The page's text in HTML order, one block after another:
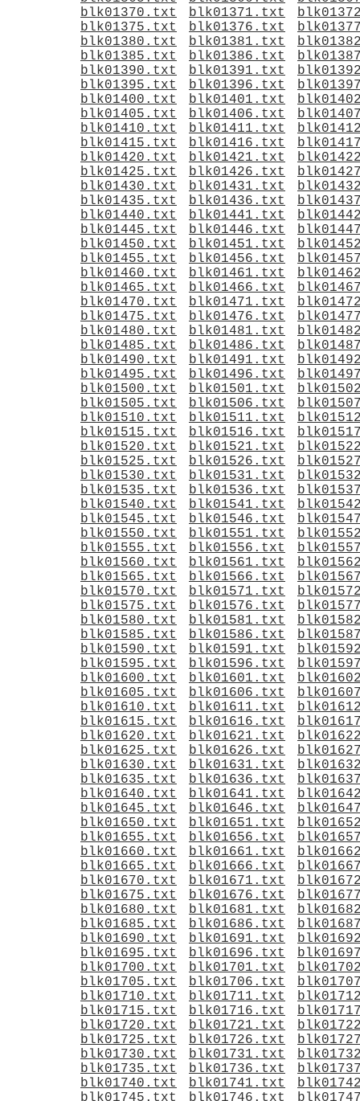
blk01370.txt
blk01371.txt
blk01375.txt
blk01376.txt
blk01380.txt
blk01381.txt
blk01385.txt
blk01386.txt
blk01390.txt
blk01391.txt
blk01395.txt
blk01396.txt
blk01400.txt
blk01401.txt
blk01405.txt
blk01406.txt
blk01410.txt
blk01411.txt
blk01415.txt
blk01416.txt
blk01420.txt
blk01421.txt
blk01425.txt
blk01426.txt
blk01430.txt
blk01431.txt
blk01435.txt
blk01436.txt
blk01440.txt
blk01441.txt
blk01445.txt
blk01446.txt
blk01450.txt
blk01451.txt
blk01455.txt
blk01456.txt
blk01460.txt
blk01461.txt
blk01465.txt
blk01466.txt
blk01470.txt
blk01471.txt
blk01475.txt
blk01476.txt
blk01480.txt
blk01481.txt
blk01485.txt
blk01486.txt
blk01490.txt
blk01491.txt
blk01495.txt
blk01496.txt
blk01500.txt
blk01501.txt
blk01505.txt
blk01506.txt
blk01510.txt
blk01511.txt
blk01515.txt
blk01516.txt
blk01520.txt
blk01521.txt
blk01525.txt
blk01526.txt
blk01530.txt
blk01531.txt
blk01535.txt
blk01536.txt
blk01540.txt
blk01541.txt
blk01545.txt
blk01546.txt
blk01550.txt
blk01551.txt
blk01555.txt
blk01556.txt
blk01560.txt
blk01561.txt
blk01565.txt
blk01566.txt
blk01570.txt
blk01571.txt
blk01575.txt
blk01576.txt
blk01580.txt
blk01581.txt
blk01585.txt
blk01586.txt
blk01590.txt
blk01591.txt
blk01595.txt
blk01596.txt
blk01600.txt
blk01601.txt
blk01605.txt
blk01606.txt
blk01610.txt
blk01611.txt
blk01615.txt
blk01616.txt
blk01620.txt
blk01621.txt
blk01625.txt
blk01626.txt
blk01630.txt
blk01631.txt
blk01635.txt
blk01636.txt
blk01640.txt
blk01641.txt
blk01645.txt
blk01646.txt
blk01650.txt
blk01651.txt
blk01655.txt
blk01656.txt
blk01660.txt
blk01661.txt
blk01665.txt
blk01666.txt
blk01670.txt
blk01671.txt
blk01675.txt
blk01676.txt
blk01680.txt
blk01681.txt
blk01685.txt
blk01686.txt
blk01690.txt
blk01691.txt
blk01695.txt
blk01696.txt
blk01700.txt
blk01701.txt
blk01705.txt
blk01706.txt
blk01710.txt
blk01711.txt
blk01715.txt
blk01716.txt
blk01720.txt
blk01721.txt
blk01725.txt
blk01726.txt
blk01730.txt
blk01731.txt
blk01735.txt
blk01736.txt
blk01740.txt
blk01741.txt
blk01745.txt
blk01746.txt